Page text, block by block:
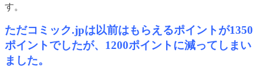
す。
ただコミック.jpは以前はもらえるポイントが1350
ポイントでしたが、1200ポイントに減ってしまい
ました。